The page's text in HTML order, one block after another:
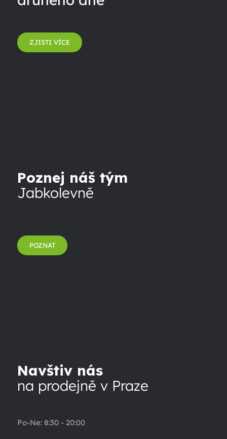
ZJISTI VÍCE
Poznej náš tým
Jabkolevně
POZNAT
Navštiv nás
na prodejně v Praze
Po-Ne: 8:30 - 20:00